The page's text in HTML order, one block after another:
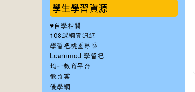
學生學習資源
♥自學相關
108課綱資訊網
學習吧桃園專區
Learnmod 學習吧
均一教育平台
教育雲
優學網